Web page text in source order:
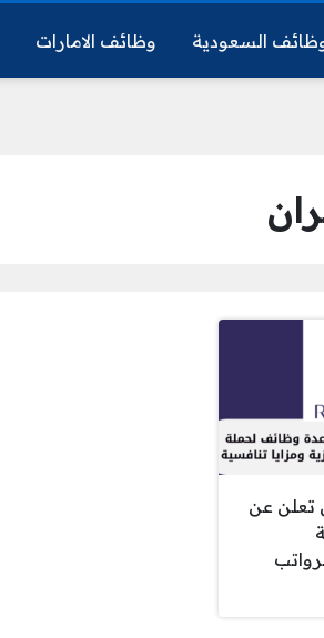
السعودية وظائف الامارات
تعلن عن